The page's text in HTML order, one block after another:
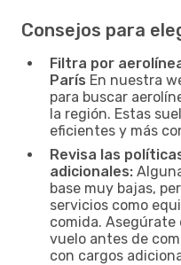
Consejos para
Filtra por
París En nuestra
para buscar
la región. Estas
eficientes y más
Revisa las
adicionales:
base muy bajas,
servicios como
comida. Asegúrate
vuelo antes de
con cargos